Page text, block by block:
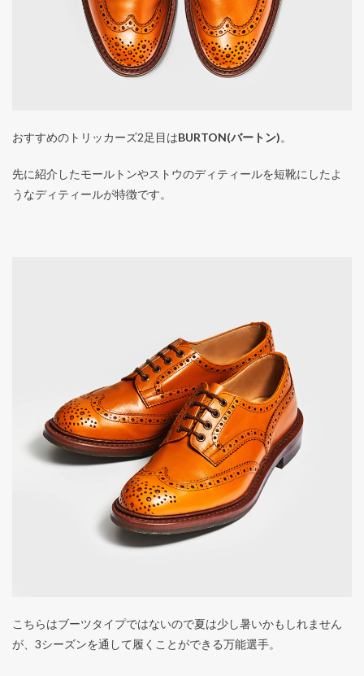
おすすめのトリッカーズ2足目はBURTON(バートン)。
先に紹介したモールトンやストウのディティールを短靴にしたよ
うなディティールが特徴です。
こちらはブーツタイプではないので夏は少し暑いかもしれません
が、3シーズンを通して履くことができる万能選手。